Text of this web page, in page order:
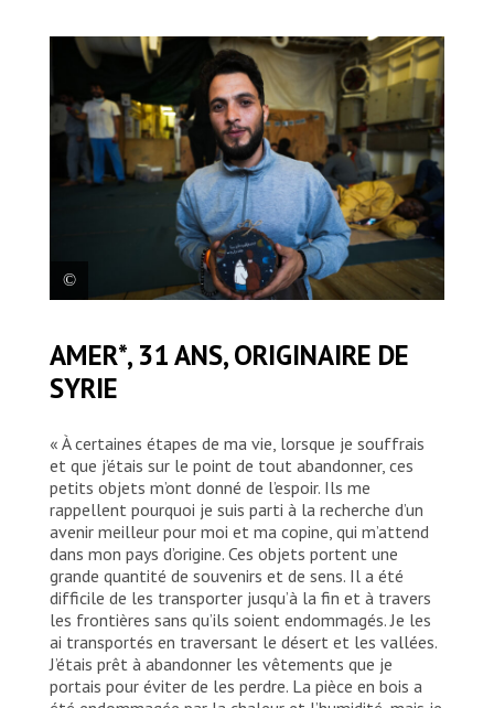
Cheblak/MSF
AMER*, 31 ANS, ORIGINAIRE DE
SYRIE
« À certaines étapes de ma vie, lorsque je souffrais
et que j’étais sur le point de tout abandonner, ces
petits objets m’ont donné de l’espoir. Ils me
rappellent pourquoi je suis parti à la recherche d’un
avenir meilleur pour moi et ma copine, qui m’attend
dans mon pays d’origine. Ces objets portent une
grande quantité de souvenirs et de sens. Il a été
difficile de les transporter jusqu’à la fin et à travers
les frontières sans qu’ils soient endommagés. Je les
ai transportés en traversant le désert et les vallées.
J’étais prêt à abandonner les vêtements que je
portais pour éviter de les perdre. La pièce en bois a